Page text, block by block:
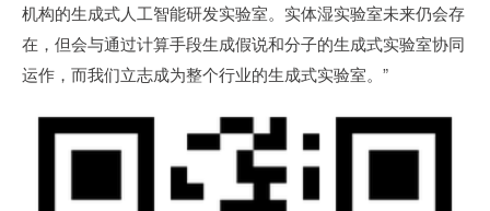
机构的生成式人工智能研发实验室。实体湿实验室未来仍会存
在，但会与通过计算手段生成假说和分子的生成式实验室协同
运作，而我们立志成为整个行业的生成式实验室。”